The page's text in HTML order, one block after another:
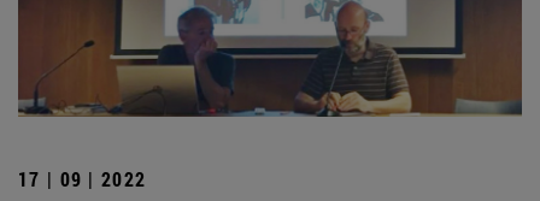
17 | 09 | 2022